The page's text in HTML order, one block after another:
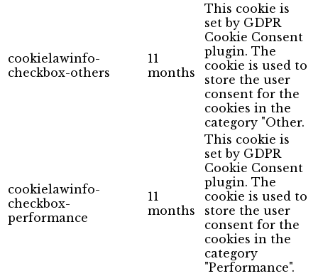
cookielawinfo-
checkbox-others
11
months
This cookie is
set by GDPR
Cookie Consent
plugin. The
cookie is used to
store the user
consent for the
cookies in the
category "Other.
cookielawinfo-
checkbox-
performance
11
months
This cookie is
set by GDPR
Cookie Consent
plugin. The
cookie is used to
store the user
consent for the
cookies in the
category
"Performance".